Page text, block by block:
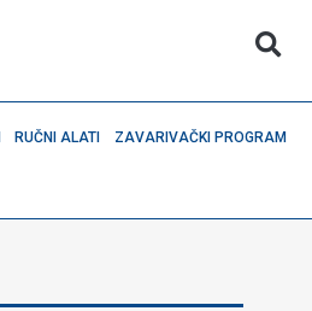
RUČNI ALATI ZAVARIVAČKI PROGRAM